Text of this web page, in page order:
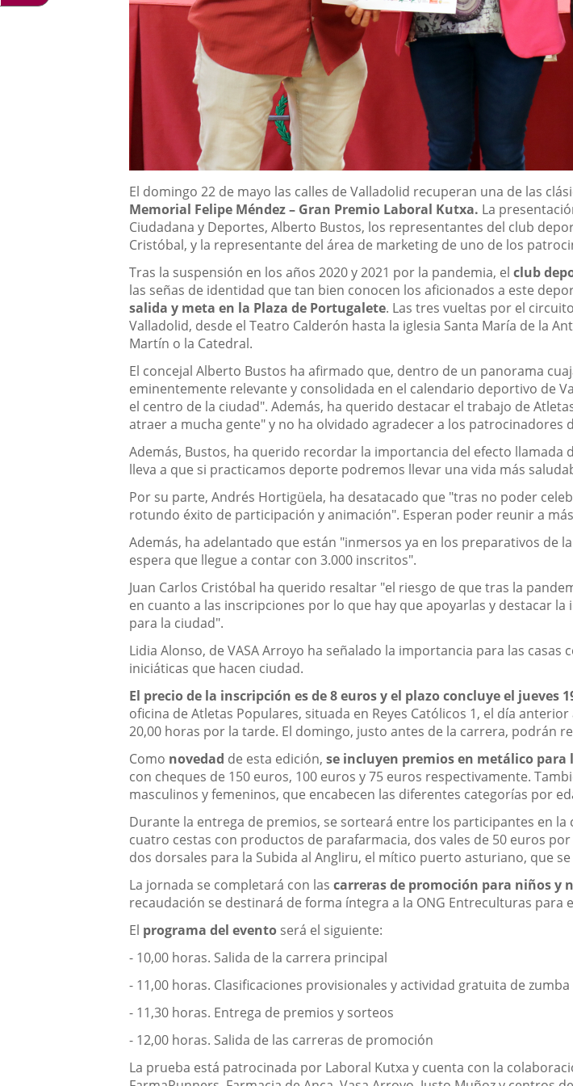
Descripción
El domingo 22 de mayo las calles de Valladolid recuperan una de las
Memorial Felipe Méndez – Gran Premio Laboral Kutxa. La
Ciudadana y Deportes, Alberto Bustos, los representantes del club
Cristóbal, y la representante del área de marketing de uno de los
Tras la suspensión en los años 2020 y 2021 por la pandemia, elclub
las señas de identidad que tan bien conocen los aficionados a este
salida y meta en la Plaza de Portugalete. Las tres vueltas por el
Valladolid, desde el Teatro Calderón hasta la iglesia Santa María de la
Martín o la Catedral.
El concejal Alberto Bustos ha afirmado que, dentro de un panorama
eminentemente relevante y consolidada en el calendario deportivo de
el centro de la ciudad". Además, ha querido destacar el trabajo de
atraer a mucha gente" y no ha olvidado agradecer a los
Además, Bustos, ha querido recordar la importancia del efecto
lleva a que si practicamos deporte podremos llevar una vida más
Por su parte, Andrés Hortigüela, ha desatacado que "tras no poder
rotundo éxito de participación y animación". Esperan poder reunir a
Además, ha adelantado que están "inmersos ya en los preparativos de
espera que llegue a contar con 3.000 inscritos".
Juan Carlos Cristóbal ha querido resaltar "el riesgo de que tras la
en cuanto a las inscripciones por lo que hay que apoyarlas y destacar
para la ciudad".
Lidia Alonso, de VASA Arroyo ha señalado la importancia para las
iniciáticas que hacen ciudad.
El precio de la inscripción es de 8 euros y el plazo concluye el jueves
oficina de Atletas Populares, situada en Reyes Católicos 1, el día
20,00 horas por la tarde. El domingo, justo antes de la carrera, podrán
Como novedad de esta edición,se incluyen premios en metálico
con cheques de 150 euros, 100 euros y 75 euros respectivamente.
masculinos y femeninos, que encabecen las diferentes categorías por
Durante la entrega de premios, se sorteará entre los participantes en
cuatro cestas con productos de parafarmacia, dos vales de 50 euros
dos dorsales para la Subida al Angliru, el mítico puerto asturiano, que
La jornada se completará con lascarreras de promoción para niños y
recaudación se destinará de forma íntegra a la ONG Entreculturas para
El programa del evento será el siguiente:
- 10,00 horas. Salida de la carrera principal
- 11,00 horas. Clasificaciones provisionales y actividad gratuita de
- 11,30 horas. Entrega de premios y sorteos
- 12,00 horas. Salida de las carreras de promoción
La prueba está patrocinada por Laboral Kutxa y cuenta con la